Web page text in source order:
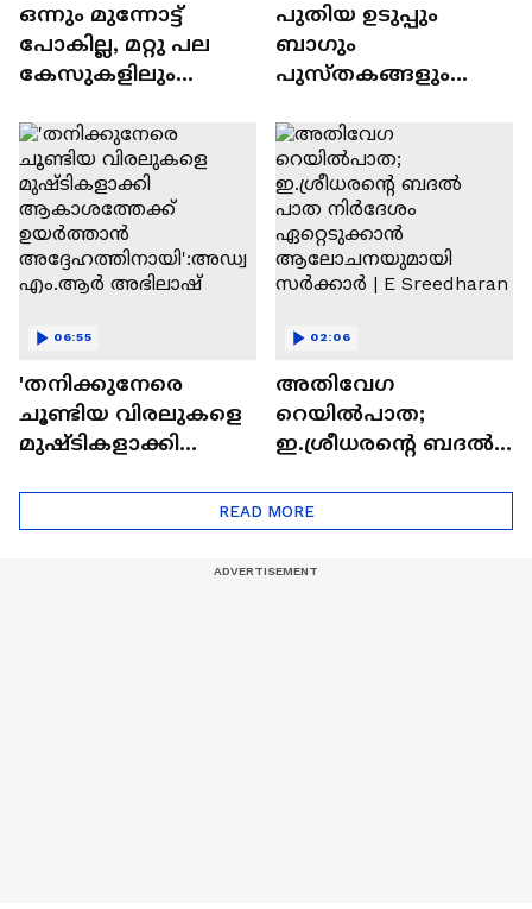
ഒന്നും മുന്നോട്ട്
പോകില്ല, മറ്റു പല
കേസുകളിലും
ഇതിലും സംഭവിക്കും
:ജോസഫ് സി.മാത്യു
പുതിയ ഉടുപ്പും
ബാഗും
പുസ്തകങ്ങളും
തുറക്കുന്നത് കാത്ത്
ഫാത്തിമ ദൽവ | First
Bell
'തനിക്കുനേരെ
ചൂണ്ടിയ വിരലുകളെ
മുഷ്ടികളാക്കി
അദ്ദേഹത്തിനായി':
06:55
അതിവേ​ഗ
റെയിൽപാത;
ഇ.ശ്രീധരൻ്റെ ബദൽ
ഏറ്റെടുക്കാൻ
ആലോചനയുമായി
02:06
READ MORE